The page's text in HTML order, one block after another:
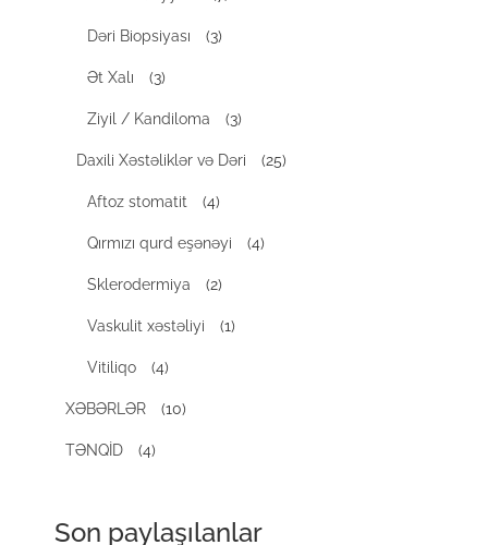
Dəri Biopsiyası (3)
Ət Xalı (3)
Ziyil / Kandiloma (3)
Daxili Xəstəliklər və Dəri (25)
Aftoz stomatit (4)
Qırmızı qurd eşənəyi (4)
Sklerodermiya (2)
Vaskulit xəstəliyi (1)
Vitiliqo (4)
XƏBƏRLƏR (10)
TƏNQİD (4)
Son paylaşılanlar